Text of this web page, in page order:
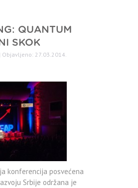
QUANTUM
SKOK
Objavljeno: 27.03.2014.
konferencija posvećena
Srbije održana je